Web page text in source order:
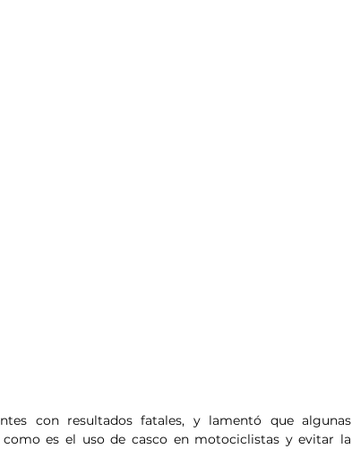
con resultados fatales, y lamentó que algunas
es el uso de casco en motociclistas y evitar la